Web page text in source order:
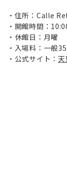
住所：Calle
開館時間：
休館日：月曜
入場料：一般
公式サイト：